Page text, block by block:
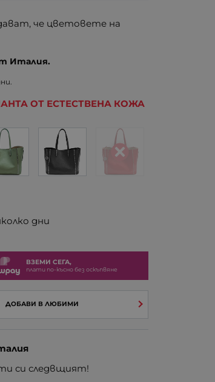
че цветовете на
Италия.
ОТ ЕСТЕСТВЕНА КОЖА
дни
ВЗЕМИ СЕГА,
плати по-късно без оскъпвяне
ДОБАВИ В ЛЮБИМИ
си следвщият!